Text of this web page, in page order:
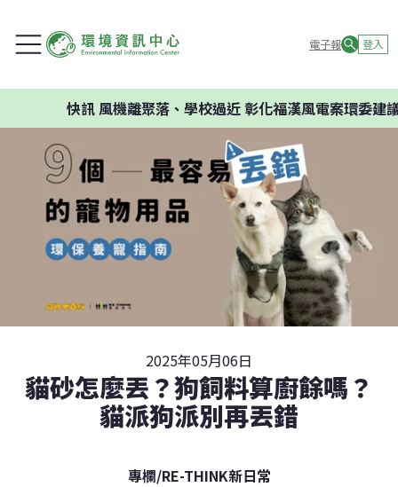
電子報 登入
風機離聚落、學校過近 彰化福漢風電案環委建議不應開發
2025年05月06日
貓砂怎麼丟？狗飼料算廚餘嗎？
貓派狗派別再丟錯
專欄/RE-THINK新日常